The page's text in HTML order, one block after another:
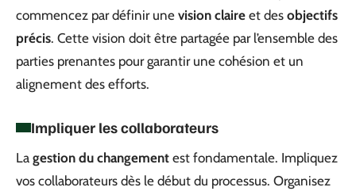
commencez par définir une vision claire et des objectifs
précis. Cette vision doit être partagée par l’ensemble des
parties prenantes pour garantir une cohésion et un
alignement des efforts.
Impliquer les collaborateurs
La gestion du changement est fondamentale. Impliquez
vos collaborateurs dès le début du processus. Organisez